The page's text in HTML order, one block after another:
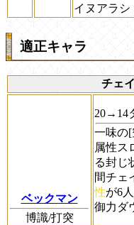
イヌアラシ
適正キャラ
チェ
ベックマン
博識/打突
20→14
一味の
属性ス
る封じ
間チェ
性が6
御力ダ